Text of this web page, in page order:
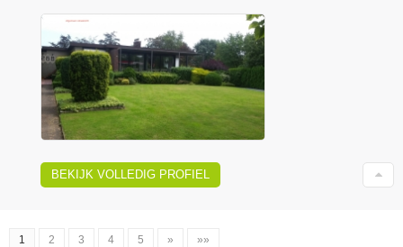
BEKIJK VOLLEDIG PROFIEL
1 2 3 4 5 » »»